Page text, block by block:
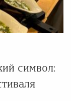
символ: